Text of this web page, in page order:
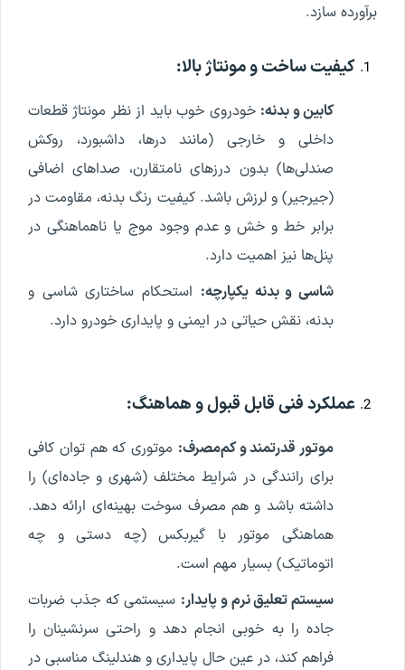
برآورده سازد.
کیفیت ساخت و مونتاژ بالا:
کابین و بدنه: خودروی خوب باید از نظر مونتاژ قطعات
داخلی و خارجی (مانند درها، داشبورد، روکش
صندلی‌ها) بدون درزهای نامتقارن، صداهای اضافی
(جیرجیر) و لرزش باشد. کیفیت رنگ بدنه، مقاومت در
برابر خط و خش و عدم وجود موج یا ناهماهنگی در
پنل‌ها نیز اهمیت دارد.
شاسی و بدنه یکپارچه: استحکام ساختاری شاسی و
بدنه، نقش حیاتی در ایمنی و پایداری خودرو دارد.
عملکرد فنی قابل قبول و هماهنگ:
موتور قدرتمند و کم‌مصرف: موتوری که هم توان کافی
برای رانندگی در شرایط مختلف (شهری و جاده‌ای) را
داشته باشد و هم مصرف سوخت بهینه‌ای ارائه دهد.
هماهنگی موتور با گیربکس (چه دستی و چه
اتوماتیک) بسیار مهم است.
سیستم تعلیق نرم و پایدار: سیستمی که جذب ضربات
جاده را به خوبی انجام دهد و راحتی سرنشینان را
فراهم کند، در عین حال پایداری و هندلینگ مناسبی در